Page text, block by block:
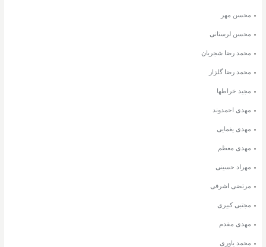
محسن مهر
محسن لرستانی
محمد رضا شجریان
محمد رضا گلزار
مجید خراطها
مهدی احمدوند
مهدی یغمایی
مهدی معظم
مهراد حسینی
مرتضی اشرفی
مجتبی کبیری
مهدی مقدم
محمد یاوری